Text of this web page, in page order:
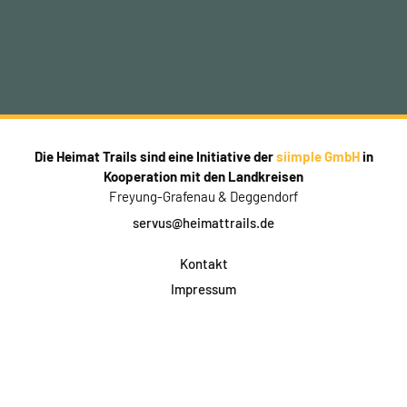
Die Heimat Trails sind eine Initiative dersiimple GmbHin
Kooperation mit den Landkreisen
Freyung-Grafenau & Deggendorf
servus@heimattrails.de
Kontakt
Impressum